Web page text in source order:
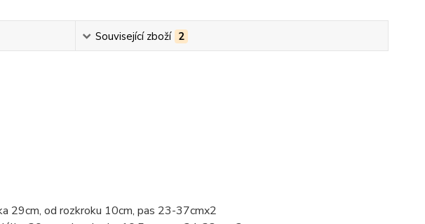
Související zboží 2
29cm, od rozkroku 10cm, pas 23-37cmx2